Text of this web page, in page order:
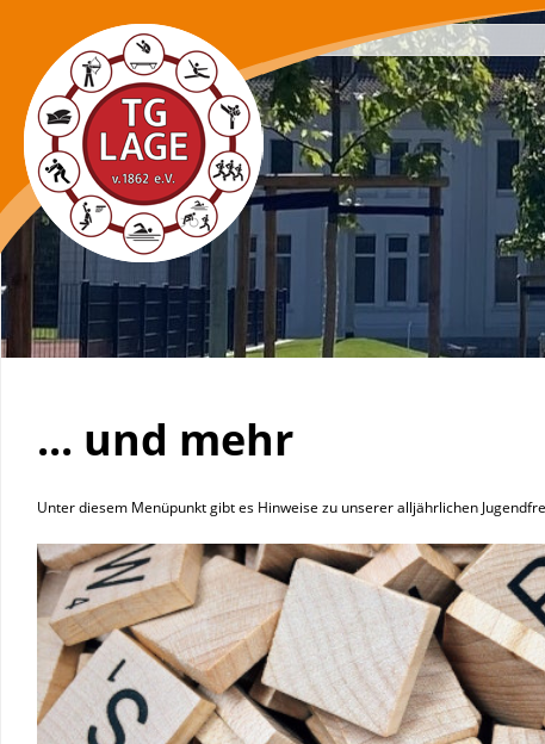
überspringen
... und mehr
Unter diesem Menüpunkt gibt es Hinweise zu unserer alljährlichen